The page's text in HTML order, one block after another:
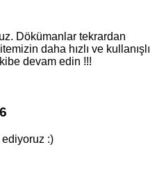
Dökümanlar tekrardan
daha hızlı ve kullanışlı
devam edin !!!
:)